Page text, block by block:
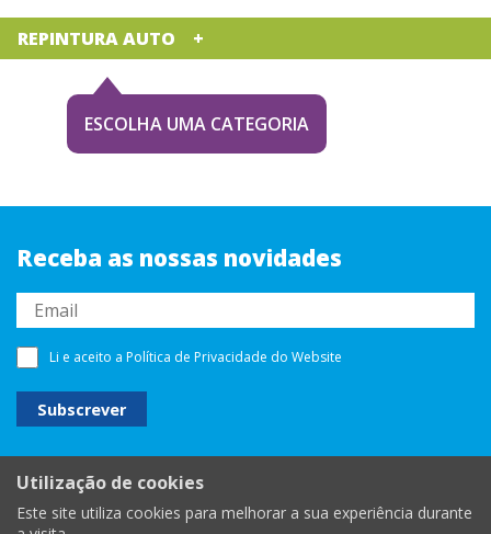
REPINTURA AUTO
ESCOLHA UMA CATEGORIA
Receba as nossas novidades
Li e aceito a Política de Privacidade do Website
Utilização de cookies
Este site utiliza cookies para melhorar a sua experiência durante